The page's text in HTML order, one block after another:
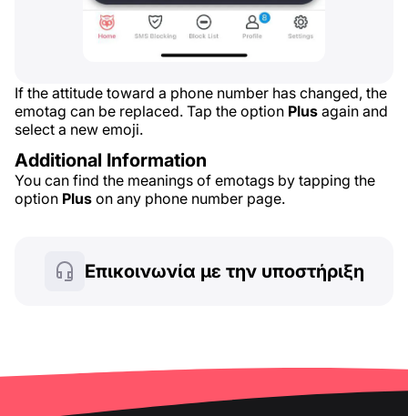
If the attitude toward a phone number has changed, the
emotag can be replaced. Tap the option Plus again and
select a new emoji.
Additional Information
You can find the meanings of emotags by tapping the
option Plus on any phone number page.
Επικοινωνία με την υποστήριξη